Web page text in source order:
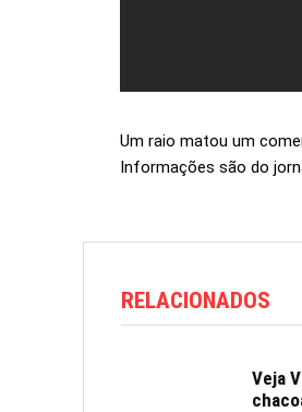
Um raio matou um
Informações são do
RELACIONADOS
Veja